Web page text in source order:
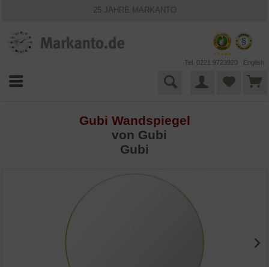
25 JAHRE MARKANTO
VIELFÄLTIGE ZAHLUNGSMÖGLICHKEITEN
Tel. 0221 9723920 English
Gubi Wandspiegel
von Gubi
Gubi